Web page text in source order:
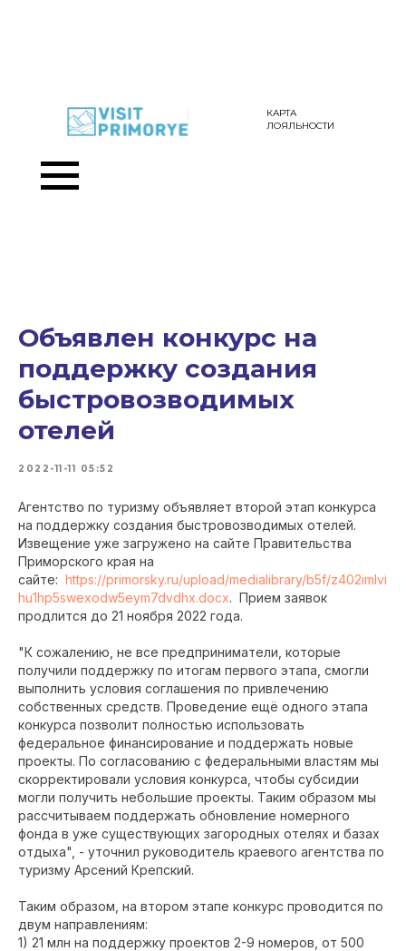
КАРТА
ЛОЯЛЬНОСТИ
Объявлен конкурс на
поддержку создания
быстровозводимых
отелей
2022-11-11 05:52
Агентство по туризму объявляет второй этап конкурса
на поддержку создания быстровозводимых отелей.
Извещение уже загружено на сайте Правительства
Приморского края на
сайте: https://primorsky.ru/upload/medialibrary/b5f/z402imlvi
hu1hp5swexodw5eym7dvdhx.docx. Прием заявок
продлится до 21 ноября 2022 года.
"К сожалению, не все предприниматели, которые
получили поддержку по итогам первого этапа, смогли
выполнить условия соглашения по привлечению
собственных средств. Проведение ещё одного этапа
конкурса позволит полностью использовать
федеральное финансирование и поддержать новые
проекты. По согласованию с федеральными властям мы
скорректировали условия конкурса, чтобы субсидии
могли получить небольшие проекты. Таким образом мы
рассчитываем поддержать обновление номерного
фонда в уже существующих загородных отелях и базах
отдыха", - уточнил руководитель краевого агентства по
туризму Арсений Крепский.
Таким образом, на втором этапе конкурс проводится по
двум направлениям:
1) 21 млн на поддержку проектов 2-9 номеров, от 500